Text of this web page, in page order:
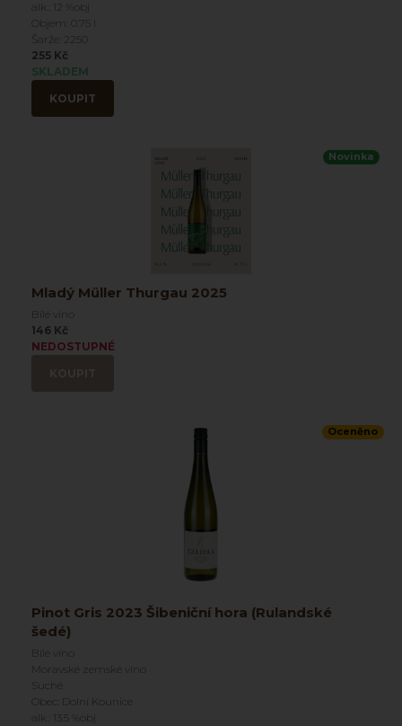
alk.: 12 %obj
Objem: 0.75 l
Šarže: 2250
255 Kč
SKLADEM
KOUPIT
Novinka
Mladý Müller Thurgau 2025
Bílé víno
146 Kč
NEDOSTUPNÉ
Oceněno
Pinot Gris 2023 Šibeniční hora (Rulandské
šedé)
Bílé víno
Moravské zemské víno
Suché
Obec: Dolní Kounice
alk.: 13.5 %obj